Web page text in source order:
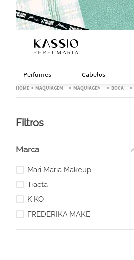
Perfumes Cabelos
MAQUIAGEM MAQUIAGEM BOCA
Filtros
Marca
Mari Maria Makeup
Tracta
KIKO
FREDERIKA MAKE